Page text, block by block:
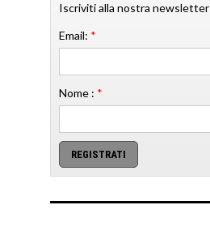
Iscriviti alla nostra newsletter
Email: *
Nome : *